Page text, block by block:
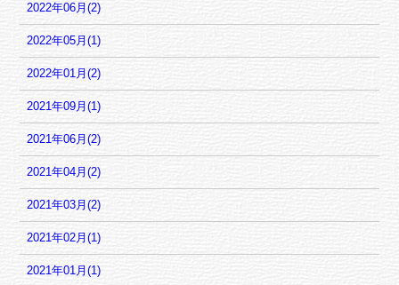
2022年06月(2)
2022年05月(1)
2022年01月(2)
2021年09月(1)
2021年06月(2)
2021年04月(2)
2021年03月(2)
2021年02月(1)
2021年01月(1)